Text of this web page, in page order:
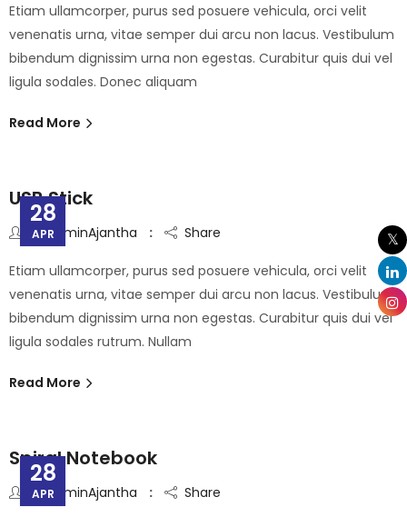
Etiam ullamcorper, purus sed posuere vehicula, orci velit
venenatis urna, vitae semper dui arcu non lacus. Vestibulum
bibendum dignissim urna non egestas. Curabitur quis dui vel
ligula sodales. Donec aliquam
Read More
28
APR
USB Stick
ByAdminAjantha Share
Etiam ullamcorper, purus sed posuere vehicula, orci velit
venenatis urna, vitae semper dui arcu non lacus. Vestibulum
bibendum dignissim urna non egestas. Curabitur quis dui vel
ligula sodales rutrum. Nullam
Read More
28
APR
Spiral Notebook
ByAdminAjantha Share